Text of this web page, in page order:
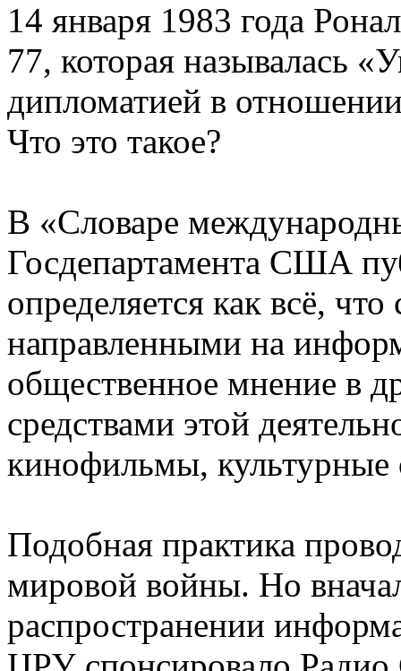
14 января 1983 года
77, которая называлась
дипломатией в
Что это такое?
В «Словаре
Госдепартамента США
определяется как всё,
направленными на
общественное мнение в
средствами этой
кинофильмы, культурные
Подобная практика
мировой войны. Но
распространении